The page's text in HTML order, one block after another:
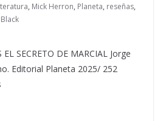
, Mick Herron, Planeta, reseñas,
EL SECRETO DE MARCIAL Jorge
Editorial Planeta 2025/ 252